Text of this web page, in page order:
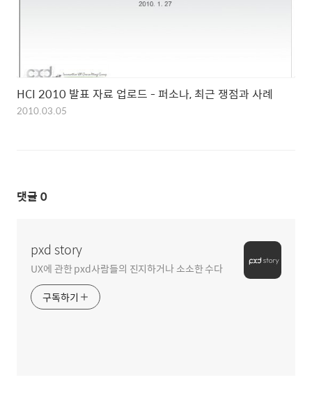
HCI 2010 발표 자료 업로드 - 퍼소나, 최근 쟁점과 사례
2010.03.05
댓글 0
pxd story
UX에 관한 pxd사람들의 진지하거나 소소한 수다
구독하기